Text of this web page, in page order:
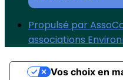
Propulsé par
associations
Vos choix en